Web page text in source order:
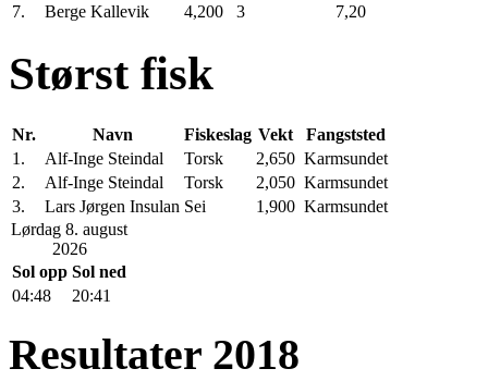
7.
Berge Kallevik 4,200 3 7,20
Størst fisk
Nr. Navn Fiskeslag Vekt
Fangststed
1.
Alf-Inge Steindal Torsk 2,650 Karmsundet
2.
Alf-Inge Steindal Torsk 2,050 Karmsundet
3.
Lars Jørgen Insulan Sei 1,900 Karmsundet
Lørdag 8. august
2026
Sol opp Sol ned
04:48
20:41
Resultater 2018